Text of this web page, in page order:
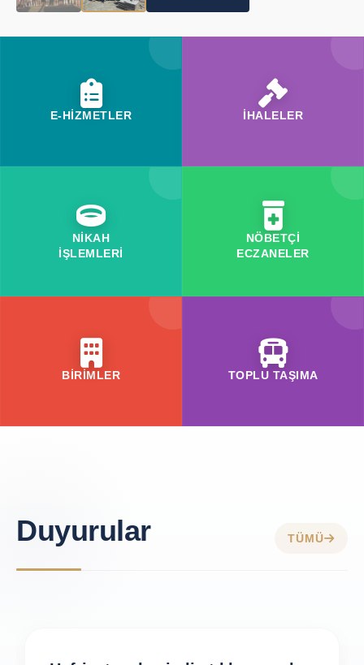
E-HİZMETLER İHALELER
NİKAH
İŞLEMLERİ
NÖBETÇİ
ECZANELER
BİRİMLER TOPLU TAŞIMA
Duyurular TÜMÜ